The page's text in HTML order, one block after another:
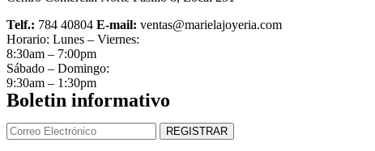
Telf.: 784 40804 E-mail: ventas@marielajoyeria.com
Horario: Lunes – Viernes:
8:30am – 7:00pm
Sábado – Domingo:
9:30am – 1:30pm
Boletin informativo